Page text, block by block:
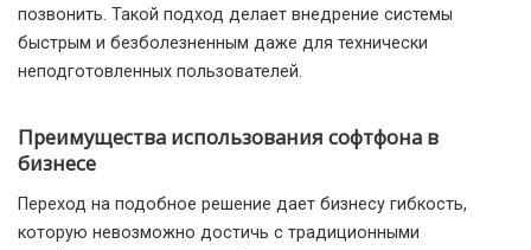
позвонить. Такой подход делает внедрение системы
быстрым и безболезненным даже для технически
неподготовленных пользователей.
Преимущества использования софтфона в
бизнесе
Переход на подобное решение дает бизнесу гибкость,
которую невозможно достичь с традиционными